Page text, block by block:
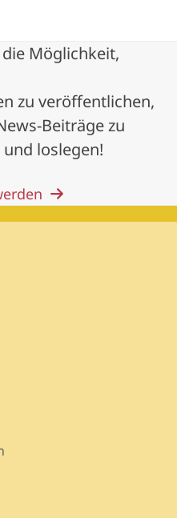
Möglichkeit,
zu veröffentlichen,
Beiträge zu
loslegen!